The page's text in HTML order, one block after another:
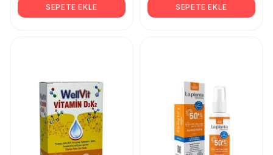
SEPETE EKLE SEPETE EKLE